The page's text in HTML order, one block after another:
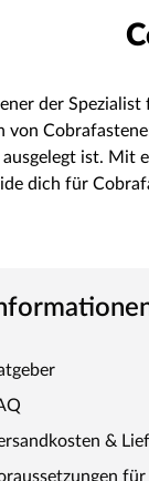
der
von
ist.
dich für
&